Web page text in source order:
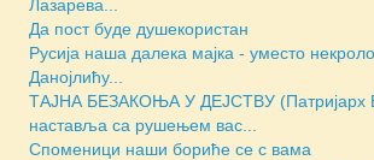
Лазаревa...
Да пост буде душекористан
Русија наша далека мајка - уместо
Данојлићу...
ТАЈНА БЕЗАКОЊА У ДЕЈСТВУ (Патријарх
наставља са рушењем вас...
Споменици наши бориће се с вама